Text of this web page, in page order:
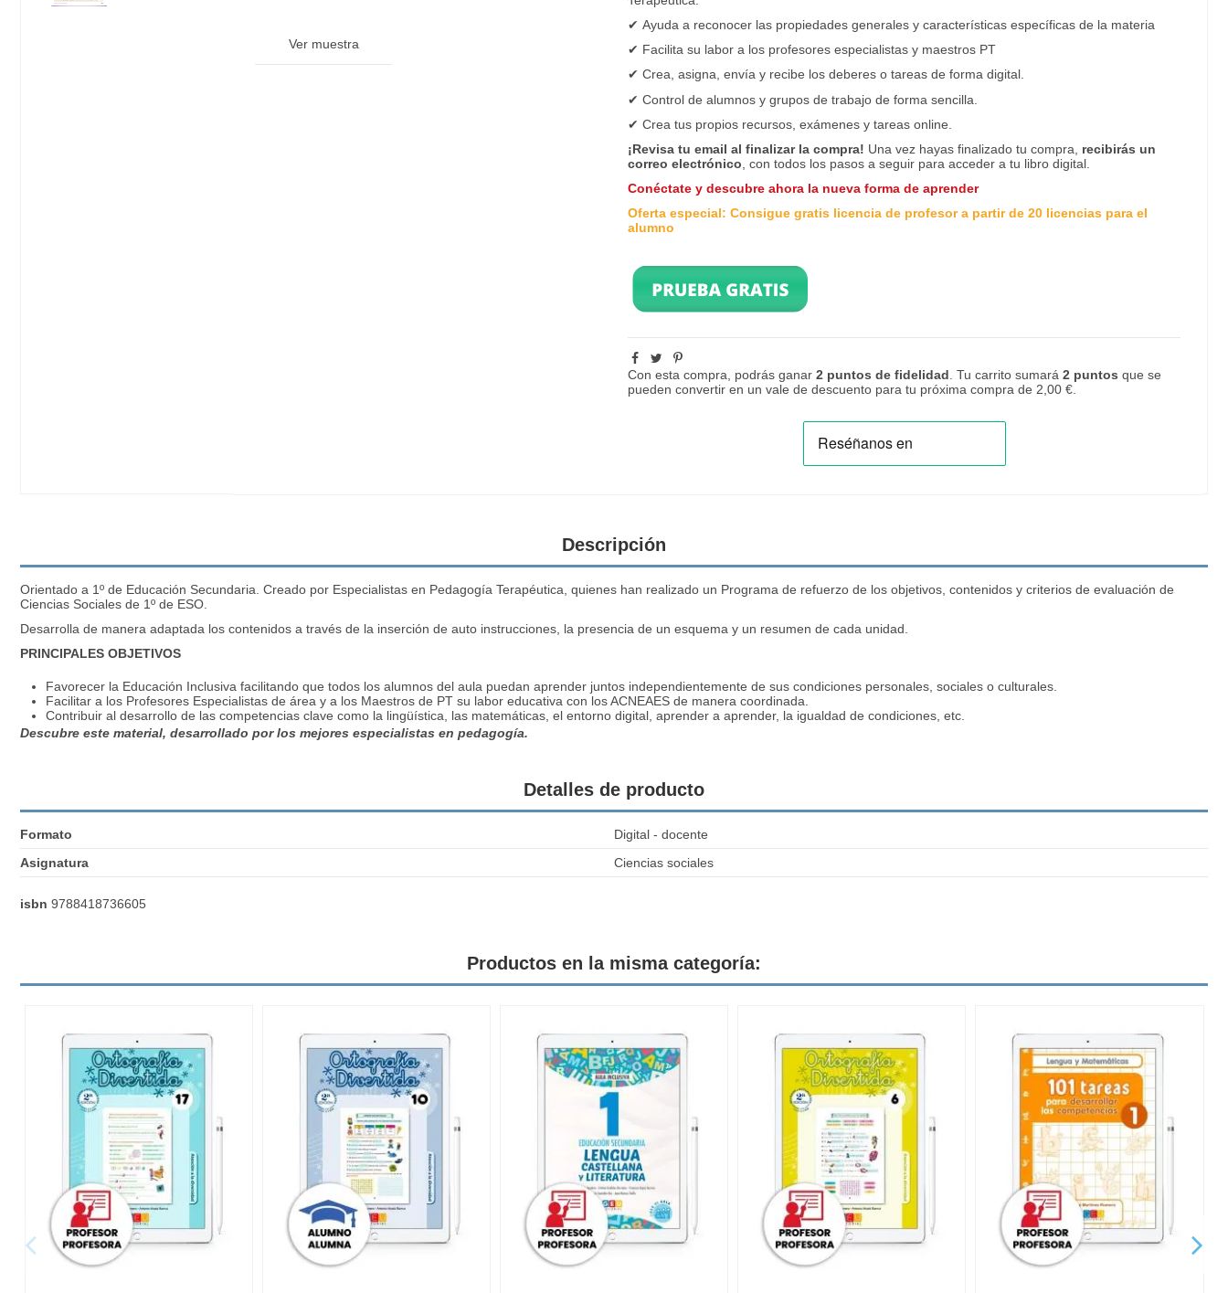
Ver muestra
✔ Ayuda a reconocer las propiedades generales y características específicas de la materia
✔ Facilita su labor a los profesores especialistas y maestros PT
✔ Crea, asigna, envía y recibe los deberes o tareas de forma digital.
✔ Control de alumnos y grupos de trabajo de forma sencilla.
✔ Crea tus propios recursos, exámenes y tareas online.
¡Revisa tu email al finalizar la compra! Una vez hayas finalizado tu compra, recibirás un
correo electrónico , con todos los pasos a seguir para acceder a tu libro digital.
Conéctate y descubre ahora la nueva forma de aprender
Oferta especial: Consigue gratis licencia de profesor a partir de 20 licencias para el
alumno
Con esta compra, podrás ganar 2 puntos de fidelidad . Tu carrito sumará 2 puntos que se
pueden convertir en un vale de descuento para tu próxima compra de 2,00 €.
Descripción
Orientado a 1º de Educación Secundaria. Creado por Especialistas en Pedagogía Terapéutica, quienes han realizado un Programa de refuerzo de los objetivos, contenidos y criterios de evaluación de
Ciencias Sociales de 1º de ESO.
Desarrolla de manera adaptada los contenidos a través de la inserción de auto instrucciones, la presencia de un esquema y un resumen de cada unidad.
PRINCIPALES OBJETIVOS
Favorecer la Educación Inclusiva facilitando que todos los alumnos del aula puedan aprender juntos independientemente de sus condiciones personales, sociales o culturales.
Facilitar a los Profesores Especialistas de área y a los Maestros de PT su labor educativa con los ACNEAES de manera coordinada.
Contribuir al desarrollo de las competencias clave como la lingüística, las matemáticas, el entorno digital, aprender a aprender, la igualdad de condiciones, etc.
Descubre este material, desarrollado por los mejores especialistas en pedagogía.
Detalles de producto
Formato
Digital - docente
Asignatura
Ciencias sociales
isbn 9788418736605
Productos en la misma categoría: